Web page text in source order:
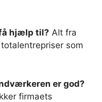
hjælp til? Alt fra
som
er god?
firmaets